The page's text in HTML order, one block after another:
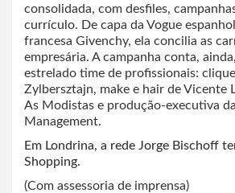
consolidada, com desfiles,
currículo. De capa da Vogue
francesa Givenchy, ela concilia as
empresária. A campanha conta,
estrelado time de profissionais:
Zylbersztajn, make e hair de Vicente
As Modistas e produção-executiva
Management.
Em Londrina, a rede Jorge Bischoff
Shopping.
(Com assessoria de imprensa)